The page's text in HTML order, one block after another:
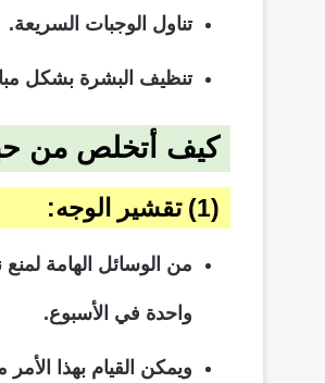
تناول الوجبات السريعة.
تنظيف البشرة بشكل
كيف أتخلص من
(1) تقشير الوجه:
من الوسائل الهامة
واحدة في الأسبوع.
ويمكن القيام بهذا